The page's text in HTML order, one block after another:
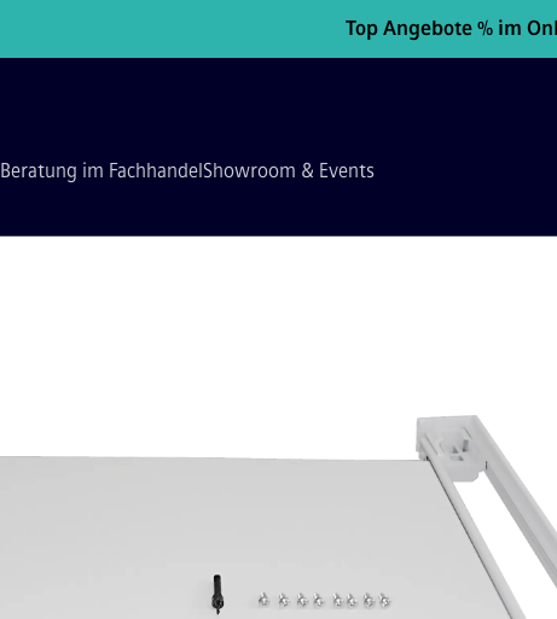
Top Angebote % im
Beratung im FachhandelShowroom & Events